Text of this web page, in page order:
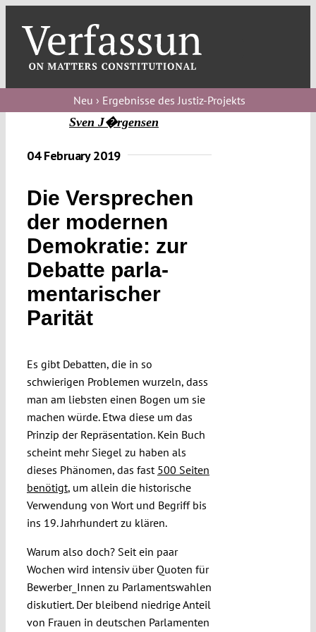
content
blog
Verfassungs
podcast
Verfassungs
editorial
Funding
Projects
Neu › Ergebnisse des Justiz-Projekts
Sven J�rgensen
04 February 2019
Die Versprechen
der modernen
Demokratie: zur
Debatte parla­
men­tarischer
Parität
Es gibt Debatten, die in so
schwierigen Problemen wurzeln, dass
man am liebsten einen Bogen um sie
machen würde. Etwa diese um das
Prinzip der Repräsentation. Kein Buch
scheint mehr Siegel zu haben als
dieses Phänomen, das fast 500 Seiten
benötigt, um allein die historische
Verwendung von Wort und Begriff bis
ins 19. Jahrhundert zu klären.
Warum also doch? Seit ein paar
Wochen wird intensiv über Quoten für
Bewerber_Innen zu Parlamentswahlen
diskutiert. Der bleibend niedrige Anteil
von Frauen in deutschen Parlamenten